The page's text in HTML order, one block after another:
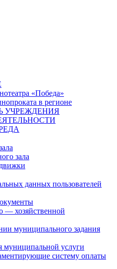
«Победа»
в регионе
УЧРЕЖДЕНИЯ
зала
данных пользователей
— хозяйственной
муниципального задания
муниципальной услуги
систему оплаты